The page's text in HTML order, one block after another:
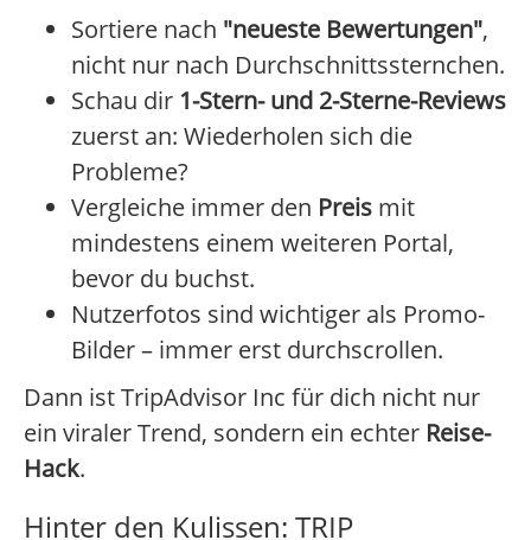
Sortiere nach "neueste Bewertungen",
nicht nur nach Durchschnittssternchen.
Schau dir 1-Stern- und 2-Sterne-Reviews
zuerst an: Wiederholen sich die
Probleme?
Vergleiche immer den Preis mit
mindestens einem weiteren Portal,
bevor du buchst.
Nutzerfotos sind wichtiger als Promo-
Bilder – immer erst durchscrollen.
Dann ist TripAdvisor Inc für dich nicht nur
ein viraler Trend, sondern ein echter Reise-
Hack.
Hinter den Kulissen: TRIP